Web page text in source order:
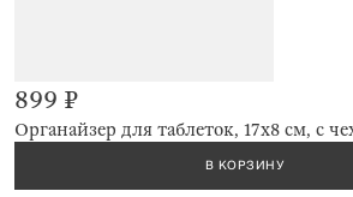
Органайзер для таблеток, 17х8 см, с
899 ₽
В КОРЗИНУ